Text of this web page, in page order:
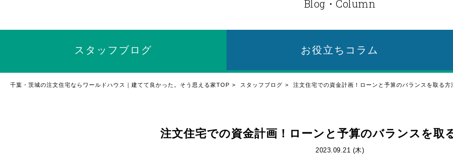
Blog・Column
スタッフ ブログ お役立ち コラム
千葉・茨城の注文住宅ならワールドハウス｜建てて良かった。そう思える家TOP スタッフブログ 注文住宅での資金計画！ローンと予算のバランスを取る
注文住宅での資金計画！ローンと予算のバランスを
2023.09.21 (木)